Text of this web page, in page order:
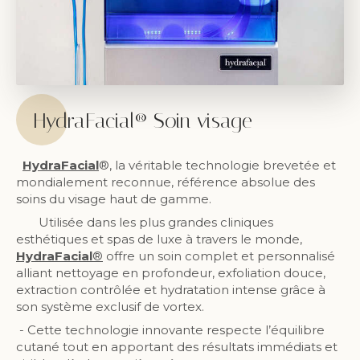
HydraFacial® Soin visage
HydraFacial®, la véritable technologie brevetée et
mondialement reconnue, référence absolue des
soins du visage haut de gamme.
Utilisée dans les plus grandes cliniques
esthétiques et spas de luxe à travers le monde,
HydraFacial® offre un soin complet et personnalisé
alliant nettoyage en profondeur, exfoliation douce,
extraction contrôlée et hydratation intense grâce à
son système exclusif de vortex.
- Cette technologie innovante respecte l’équilibre
cutané tout en apportant des résultats immédiats et